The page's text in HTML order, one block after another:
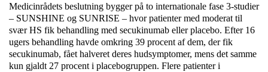
Medicinrådets beslutning bygger på to internationale fase 3-studier
– SUNSHINE og SUNRISE – hvor patienter med moderat til
svær HS fik behandling med secukinumab eller placebo. Efter 16
ugers behandling havde omkring 39 procent af dem, der fik
secukinumab, fået halveret deres hudsymptomer, mens det samme
kun gjaldt 27 procent i placebogruppen. Flere patienter i